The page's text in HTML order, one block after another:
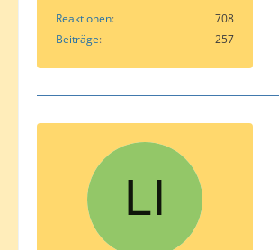
Reaktionen
708
Beiträge
257